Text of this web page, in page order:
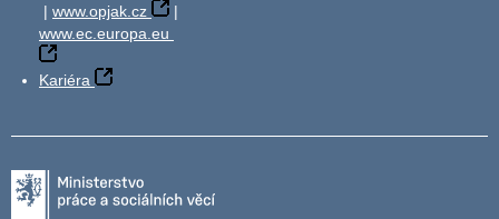
| www.opjak.cz
|
www.ec.europa.eu
Kariéra